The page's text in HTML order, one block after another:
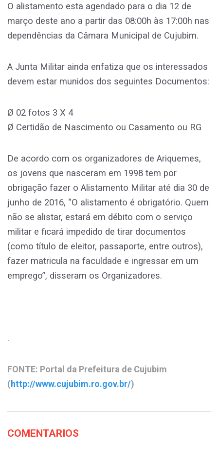
O alistamento esta agendado para o dia 12 de
março deste ano a partir das 08:00h às 17:00h nas
dependências da Câmara Municipal de Cujubim.
A Junta Militar ainda enfatiza que os interessados
devem estar munidos dos seguintes Documentos:
Ø 02 fotos 3 X 4
Ø Certidão de Nascimento ou Casamento ou RG
De acordo com os organizadores de Ariquemes,
os jovens que nasceram em 1998 tem por
obrigação fazer o Alistamento Militar até dia 30 de
junho de 2016, “O alistamento é obrigatório. Quem
não se alistar, estará em débito com o serviço
militar e ficará impedido de tirar documentos
(como título de eleitor, passaporte, entre outros),
fazer matricula na faculdade e ingressar em um
emprego”, disseram os Organizadores.
.
FONTE: Portal da Prefeitura de Cujubim
(http://www.cujubim.ro.gov.br/)
COMENTARIOS